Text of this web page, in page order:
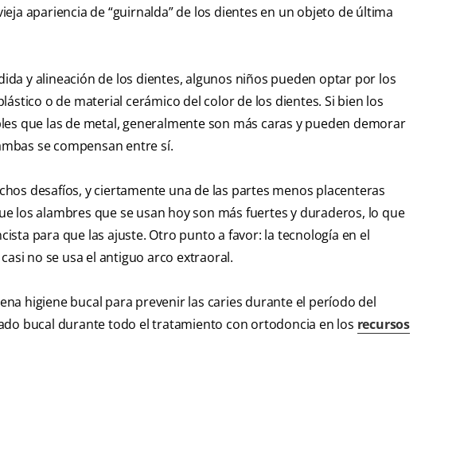
apariencia de “guirnalda” de los dientes en un objeto de última
y alineación de los dientes, algunos niños pueden optar por los
o de material cerámico del color de los dientes. Si bien los
que las de metal, generalmente son más caras y pueden demorar
se compensan entre sí.
desafíos, y ciertamente una de las partes menos placenteras
los alambres que se usan hoy son más fuertes y duraderos, lo que
para que las ajuste. Otro punto a favor: la tecnología en el
no se usa el antiguo arco extraoral.
higiene bucal para prevenir las caries durante el período del
bucal durante todo el tratamiento con ortodoncia en los recursos